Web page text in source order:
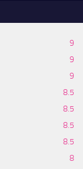
9
9
9
8.5
8.5
8.5
8.5
8